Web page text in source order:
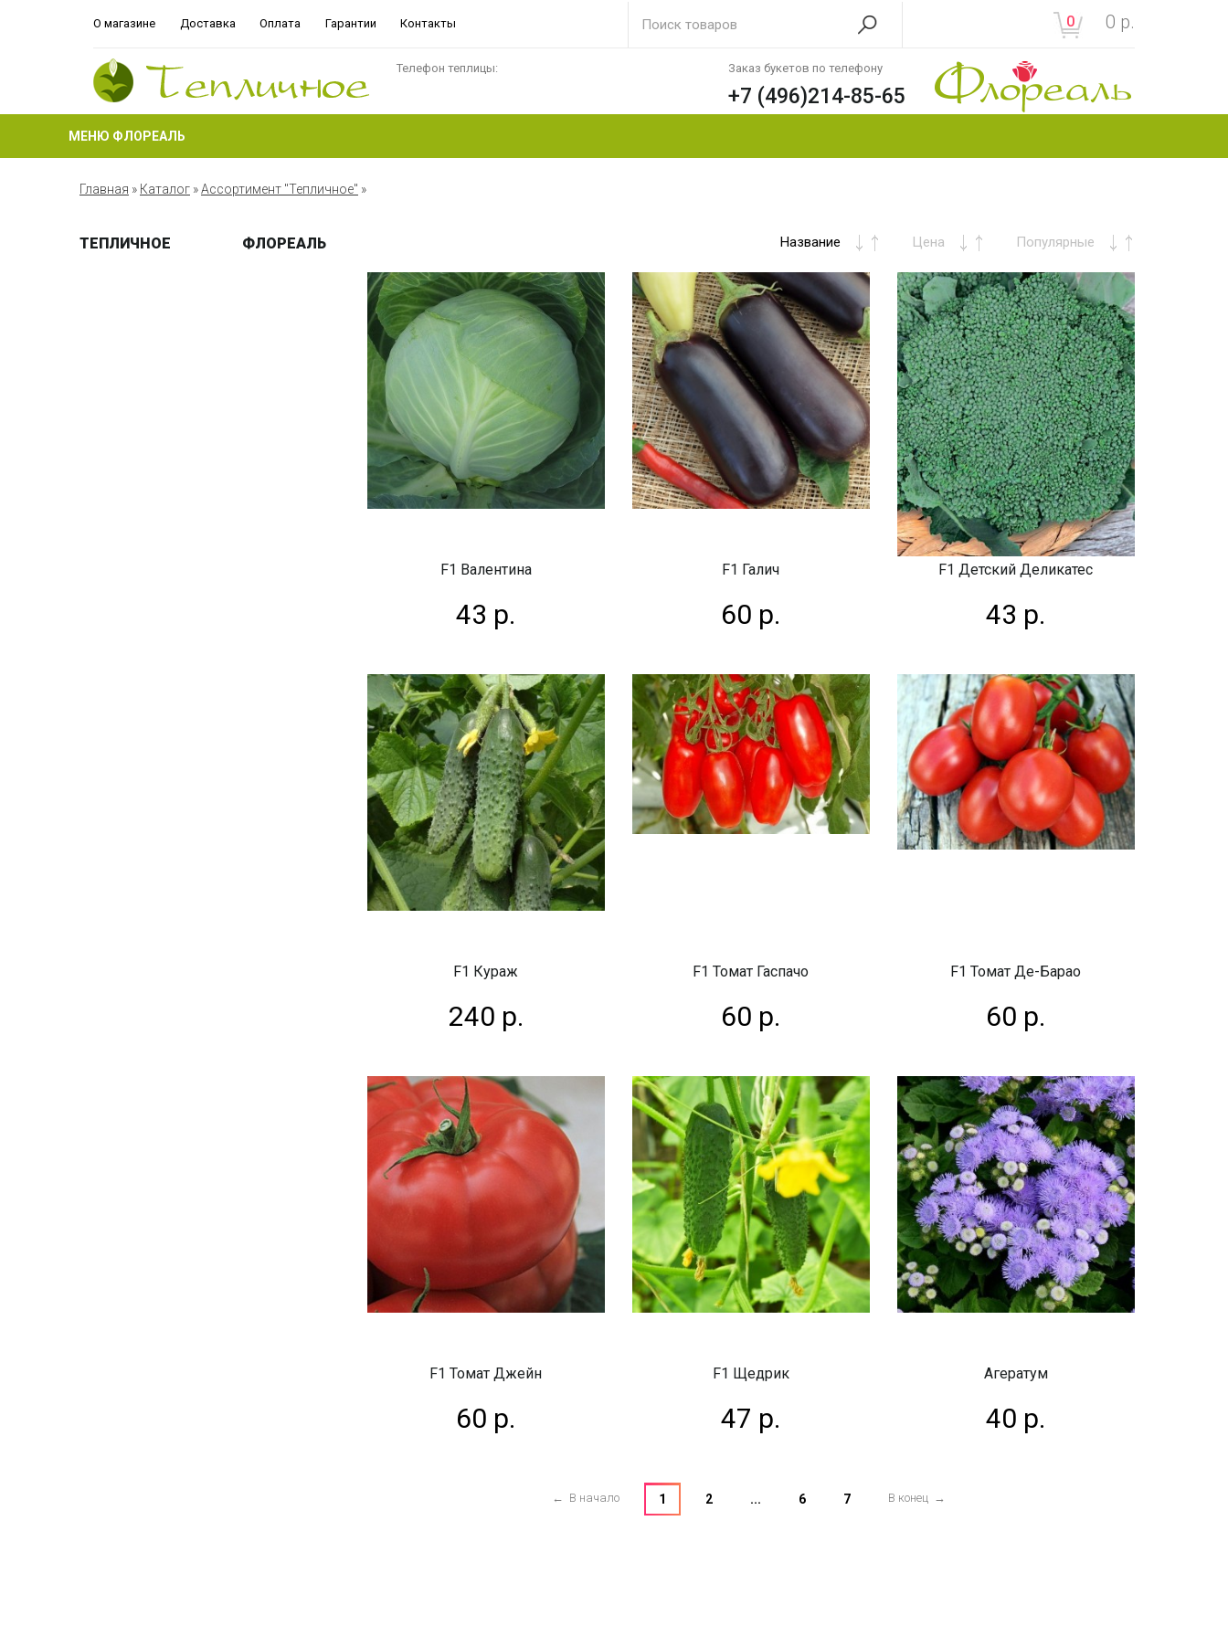
О магазине Доставка Оплата Гарантии Контакты 0 0 р.
Телефон теплицы: Заказ букетов по телефону
+7 (496)214-85-65
МЕНЮ ФЛОРЕАЛЬ
Главная » Каталог »Ассортимент "Тепличное" »
ТЕПЛИЧНОЕ ФЛОРЕАЛЬ Название Цена Популярные
F1 Валентина
43 р.
F1 Галич
60 р.
F1 Детский Деликатес
43 р.
F1 Кураж
240 р.
F1 Томат Гаспачо
60 р.
F1 Томат Де-Барао
60 р.
F1 Томат Джейн
60 р.
F1 Щедрик
47 р.
Агератум
40 р.
← В начало 1 2 ... 6 7 В конец →